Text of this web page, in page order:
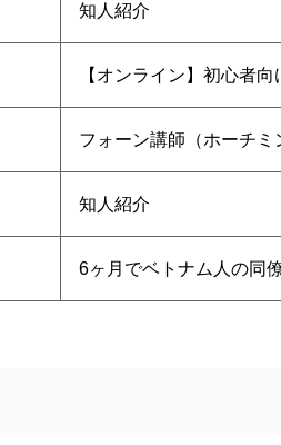
知人紹介
【オンライン】初心者向
フォーン講師（ホーチミ
知人紹介
6ヶ月でベトナム人の同